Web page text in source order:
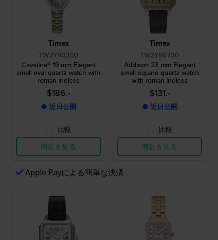
Timex
TW2Y90200
Cavatina® 19 mm Elegant
small oval quartz watch with
roman indices
$186.-
● 近日公開
比較
商品を見る
Timex
TW2Y90700
Addison 23 mm Elegant
small square quartz watch
with roman indices
$131.-
● 近日公開
比較
商品を見る
Apple Payによる簡単な決済